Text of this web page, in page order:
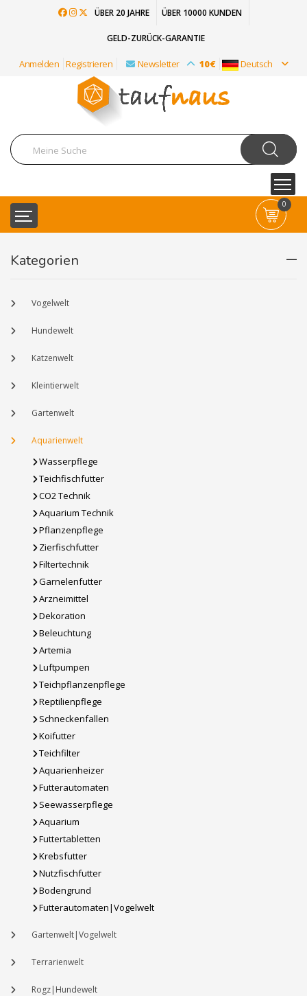
ÜBER 20 JAHRE ÜBER 10000 KUNDEN
GELD-ZURÜCK-GARANTIE
Anmelden Registrieren Newsletter 10€ Deutsch
0
Kategorien
Vogelwelt
Hundewelt
Katzenwelt
Kleintierwelt
Gartenwelt
Aquarienwelt
Wasserpflege
Teichfischfutter
CO2 Technik
Aquarium Technik
Pflanzenpflege
Zierfischfutter
Filtertechnik
Garnelenfutter
Arzneimittel
Dekoration
Beleuchtung
Artemia
Luftpumpen
Teichpflanzenpflege
Reptilienpflege
Schneckenfallen
Koifutter
Teichfilter
Aquarienheizer
Futterautomaten
Seewasserpflege
Aquarium
Futtertabletten
Krebsfutter
Nutzfischfutter
Bodengrund
Futterautomaten|Vogelwelt
Gartenwelt|Vogelwelt
Terrarienwelt
Rogz|Hundewelt